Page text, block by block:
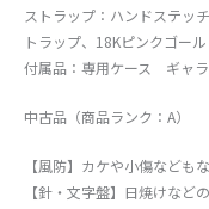
ストラップ：ハンドステッ
トラップ、18Kピンクゴー
付属品：専用ケース ギャ
中古品（商品ランク：A）
【風防】カケや小傷なども
【針・文字盤】日焼けなど